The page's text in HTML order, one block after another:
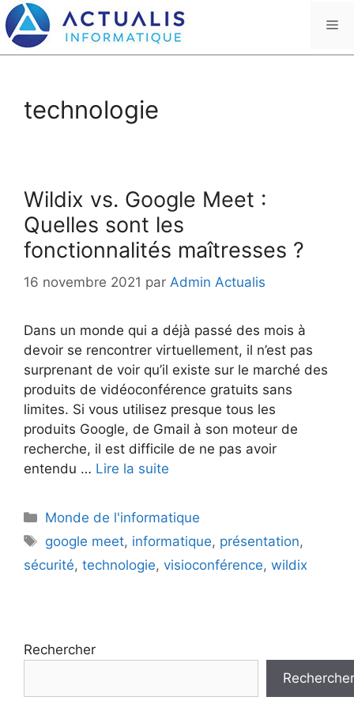
Aller
au
contenu
technologie
Wildix vs. Google Meet :
Quelles sont les
fonctionnalités maîtresses ?
16 novembre 2021 par Admin Actualis
Dans un monde qui a déjà passé des mois à
devoir se rencontrer virtuellement, il n’est pas
surprenant de voir qu’il existe sur le marché des
produits de vidéoconférence gratuits sans
limites. Si vous utilisez presque tous les
produits Google, de Gmail à son moteur de
recherche, il est difficile de ne pas avoir
entendu … Lire la suite
Catégories
Monde de l'informatique
Étiquettes
google meet, informatique, présentation,
sécurité, technologie, visioconférence, wildix
Rechercher
Rechercher